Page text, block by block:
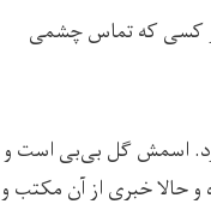
کسی که تماس چشمی
اسمش گل بی‌بی‌ است و
بوده و حالا خبری از آن مکتب و